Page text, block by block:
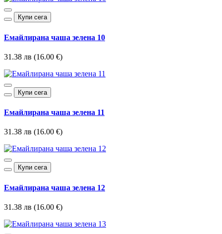
Купи сега
Емайлирана чаша зелена 10
31.38 лв (16.00 €)
Купи сега
Емайлирана чаша зелена 11
31.38 лв (16.00 €)
Купи сега
Емайлирана чаша зелена 12
31.38 лв (16.00 €)